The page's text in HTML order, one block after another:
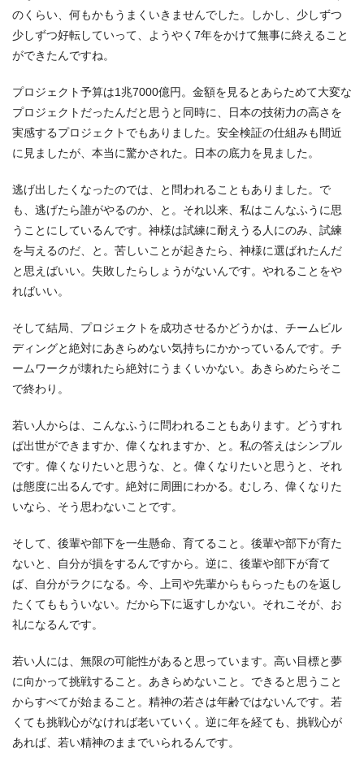
のくらい、何もかもうまくいきませんでした。しかし、少しずつ
少しずつ好転していって、ようやく7年をかけて無事に終えること
ができたんですね。
プロジェクト予算は1兆7000億円。金額を見るとあらためて大変な
プロジェクトだったんだと思うと同時に、日本の技術力の高さを
実感するプロジェクトでもありました。安全検証の仕組みも間近
に見ましたが、本当に驚かされた。日本の底力を見ました。
逃げ出したくなったのでは、と問われることもありました。で
も、逃げたら誰がやるのか、と。それ以来、私はこんなふうに思
うことにしているんです。神様は試練に耐えうる人にのみ、試練
を与えるのだ、と。苦しいことが起きたら、神様に選ばれたんだ
と思えばいい。失敗したらしょうがないんです。やれることをや
ればいい。
そして結局、プロジェクトを成功させるかどうかは、チームビル
ディングと絶対にあきらめない気持ちにかかっているんです。チ
ームワークが壊れたら絶対にうまくいかない。あきらめたらそこ
で終わり。
若い人からは、こんなふうに問われることもあります。どうすれ
ば出世ができますか、偉くなれますか、と。私の答えはシンプル
です。偉くなりたいと思うな、と。偉くなりたいと思うと、それ
は態度に出るんです。絶対に周囲にわかる。むしろ、偉くなりた
いなら、そう思わないことです。
そして、後輩や部下を一生懸命、育てること。後輩や部下が育た
ないと、自分が損をするんですから。逆に、後輩や部下が育て
ば、自分がラクになる。今、上司や先輩からもらったものを返し
たくてももういない。だから下に返すしかない。それこそが、お
礼になるんです。
若い人には、無限の可能性があると思っています。高い目標と夢
に向かって挑戦すること。あきらめないこと。できると思うこと
からすべてが始まること。精神の若さは年齢ではないんです。若
くても挑戦心がなければ老いていく。逆に年を経ても、挑戦心が
あれば、若い精神のままでいられるんです。